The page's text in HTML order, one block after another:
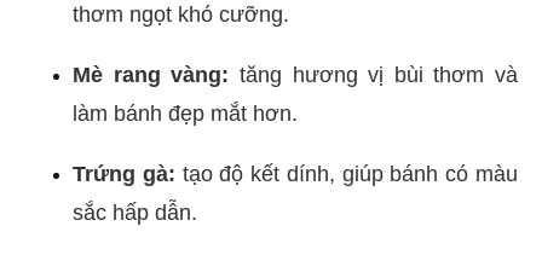
thơm ngọt khó cưỡng.
Mè rang vàng: tăng hương vị bùi thơm và
làm bánh đẹp mắt hơn.
Trứng gà: tạo độ kết dính, giúp bánh có màu
sắc hấp dẫn.